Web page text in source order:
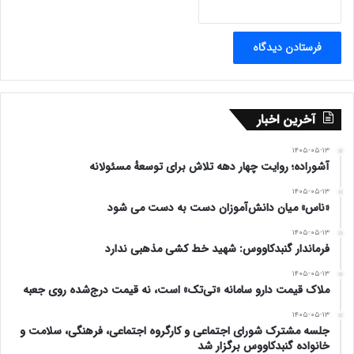
در این مراسم، مسئولان متعددی از دستگاه‌های اجرایی
شهرستان و استان گلستان حضور داشتند که در ادامه به معرفی
برخی از آنها پرداخته می‌شود:
دکتر هلاکو، مدیر کل تعاون، کار و رفاه اجتماعی استان
هاشمی، معاون استاندار و فرماندار ویژه شهرستان گنبد کاووس
برزگر، معاون سیاسی امنیتی فرمانداری گنبد
پاشی زاده، معاون عمرانی فرمانداری گنبد
نیازی بخشدار بخش مرکزی
دکتر صابری رئیس شبکه بهداشت شهرستان،
آخرین اخبار
۱۴۰۵-۰۵-۱۳
آشوراده؛ روایت چهار دهه تلاش برای توسعهٔ مسئولانه
۱۴۰۵-۰۵-۱۳
«ناس» میان دانش‌آموزان دست به دست می شود
۱۴۰۵-۰۵-۱۳
فرماندار گنبدکاووس: شهید خط کشی مذهبی ندارد
۱۴۰۵-۰۵-۱۳
ملاک قیمت دارو سامانه «تی‌تک» است، نه قیمت درج‌شده روی جعبه
۱۴۰۵-۰۵-۱۳
جلسه مشترک شورای اجتماعی و کارگروه اجتماعی، فرهنگی، سلامت و
خانواده گنبدکاووس برگزار شد